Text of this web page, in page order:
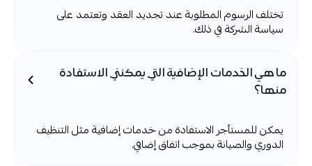
تختلف الرسوم المطلوبة عند تجديد العقد وتعتمد على
سياسة الشركة في ذلك.
ما هي الخدمات الإضافية التي يمكنني الاستفادة
منها؟
يمكن للمستأجر الاستفادة من خدمات إضافية مثل التنظيف
الدوري والصيانة بموجب اتفاق إضافي.